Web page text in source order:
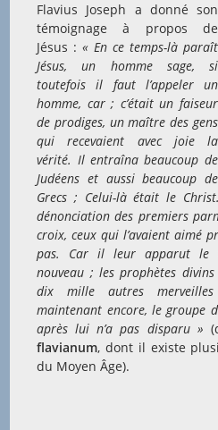
Flavius Joseph a donné son
témoignage à propos de
Jésus :« En ce temps-là paraît
Jésus, un homme sage, si
toutefois il faut l’appeler un
homme, car ; c’était un faiseur
de prodiges, un maître des gens
qui recevaient avec joie la
vérité. Il entraîna beaucoup de
Judéens et aussi beaucoup de
Grecs ; Celui-là était le
dénonciation des premiers
croix, ceux qui l’avaient aimé
pas. Car il leur apparut le
nouveau ; les prophètes
dix mille autres
maintenant encore, le groupe
après lui n’a pas disparu »
flavianum, dont il existe
du Moyen Âge).